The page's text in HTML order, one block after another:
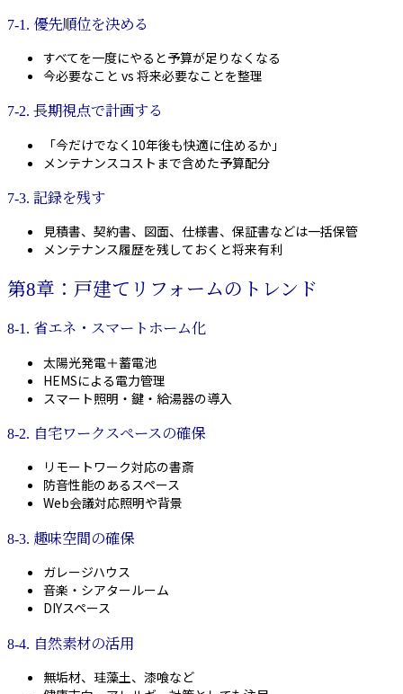
7-1. 優先順位を決める
すべてを一度にやると予算が足りなくなる
今必要なこと vs 将来必要なことを整理
7-2. 長期視点で計画する
「今だけでなく10年後も快適に住めるか」
メンテナンスコストまで含めた予算配分
7-3. 記録を残す
見積書、契約書、図面、仕様書、保証書などは一括保管
メンテナンス履歴を残しておくと将来有利
第8章：戸建てリフォームのトレンド
8-1. 省エネ・スマートホーム化
太陽光発電＋蓄電池
HEMSによる電力管理
スマート照明・鍵・給湯器の導入
8-2. 自宅ワークスペースの確保
リモートワーク対応の書斎
防音性能のあるスペース
Web会議対応照明や背景
8-3. 趣味空間の確保
ガレージハウス
音楽・シアタールーム
DIYスペース
8-4. 自然素材の活用
無垢材、珪藻土、漆喰など